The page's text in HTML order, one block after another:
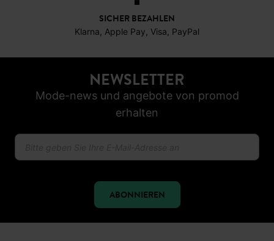
SICHER BEZAHLEN
Klarna, Apple Pay, Visa, PayPal
NEWSLETTER
Mode-news und angebote von promod
erhalten
ABONNIEREN